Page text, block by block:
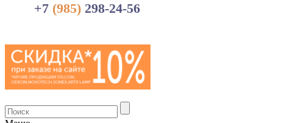
+7 (985) 298-24-56